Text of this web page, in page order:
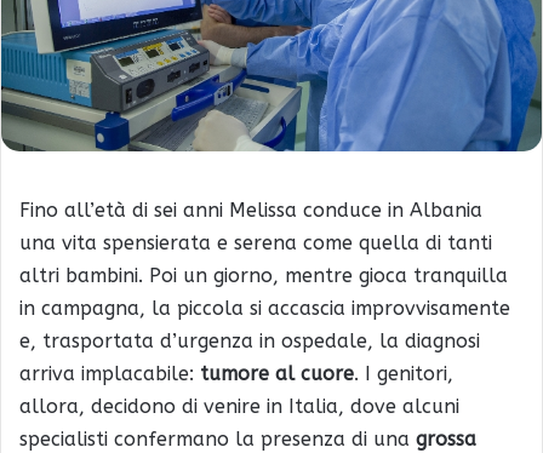
Fino all’età di sei anni Melissa conduce in Albania
una vita spensierata e serena come quella di tanti
altri bambini. Poi un giorno, mentre gioca tranquilla
in campagna, la piccola si accascia improvvisamente
e, trasportata d’urgenza in ospedale, la diagnosi
arriva implacabile: tumore al cuore. I genitori,
allora, decidono di venire in Italia, dove alcuni
specialisti confermano la presenza di una grossa